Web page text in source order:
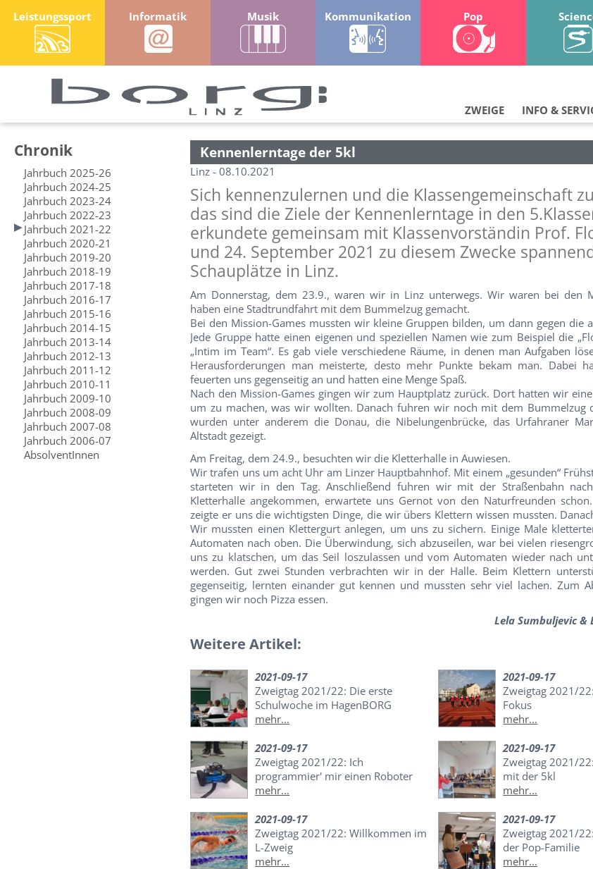
Leistungssport Informatik Musik Kommunikation Pop
INFO &
ZWEIGE
Chronik
Jahrbuch 2025-26
Jahrbuch 2024-25
Jahrbuch 2023-24
Jahrbuch 2022-23
Jahrbuch 2021-22
Jahrbuch 2020-21
Jahrbuch 2019-20
Jahrbuch 2018-19
Jahrbuch 2017-18
Jahrbuch 2016-17
Jahrbuch 2015-16
Jahrbuch 2014-15
Jahrbuch 2013-14
Jahrbuch 2012-13
Jahrbuch 2011-12
Jahrbuch 2010-11
Jahrbuch 2009-10
Jahrbuch 2008-09
Jahrbuch 2007-08
Jahrbuch 2006-07
AbsolventInnen
Kennenlerntage der 5kl
Linz - 08.10.2021
Sich kennenzulernen und die Klassengemeinschaft
das sind die Ziele der Kennenlerntage in den
erkundete gemeinsam mit Klassenvorständin Prof.
und 24. September 2021 zu diesem Zwecke
Schauplätze in Linz.
Am Donnerstag, dem 23.9., waren wir in Linz unterwegs. Wir waren bei den
haben eine Stadtrundfahrt mit dem Bummelzug gemacht.
Bei den Mission-Games mussten wir kleine Gruppen bilden, um dann gegen die
Jede Gruppe hatte einen eigenen und speziellen Namen wie zum Beispiel die
„Intim im Team“. Es gab viele verschiedene Räume, in denen man Aufgaben
Herausforderungen man meisterte, desto mehr Punkte bekam man. Dabei
feuerten uns gegenseitig an und hatten eine Menge Spaß.
Nach den Mission-Games gingen wir zum Hauptplatz zurück. Dort hatten wir
um zu machen, was wir wollten. Danach fuhren wir noch mit dem Bummelzug
wurden unter anderem die Donau, die Nibelungenbrücke, das Urfahraner
Altstadt gezeigt.
Am Freitag, dem 24.9., besuchten wir die Kletterhalle in Auwiesen.
Wir trafen uns um acht Uhr am Linzer Hauptbahnhof. Mit einem „gesunden“
starteten wir in den Tag. Anschließend fuhren wir mit der Straßenbahn
Kletterhalle angekommen, erwartete uns Gernot von den Naturfreunden
zeigte er uns die wichtigsten Dinge, die wir übers Klettern wissen mussten.
Wir mussten einen Klettergurt anlegen, um uns zu sichern. Einige Male
Automaten nach oben. Die Überwindung, sich abzuseilen, war bei vielen
uns zu klatschen, um das Seil loszulassen und vom Automaten wieder nach
werden. Gut zwei Stunden verbrachten wir in der Halle. Beim Klettern
gegenseitig, lernten einander gut kennen und mussten sehr viel lachen. Zum
gingen wir noch Pizza essen.
Lela Sumbuljevic &
Weitere Artikel:
2021-09-17
Zweigtag 2021/22: Die erste
Schulwoche im HagenBORG
mehr...
2021-09-17
Zweigtag 2021/
Fokus
mehr...
2021-09-17
Zweigtag 2021/22: Ich
programmier' mir einen Roboter
mehr...
2021-09-17
Zweigtag 2021/
mit der 5kl
mehr...
2021-09-17
Zweigtag 2021/22: Willkommen im
L-Zweig
mehr...
2021-09-17
Zweigtag 2021/
der Pop-Familie
mehr...